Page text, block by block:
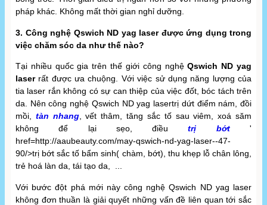
pháp khác. Không mất thời gian nghỉ dưỡng.
3. Công nghệ Qswich ND yag laser được ứng dụng trong
việc chăm sóc da như thế nào?
Tại nhiều quốc gia trên thế giới công nghệQswich ND yag
laser rất được ưa chuộng. Với việc sử dụng năng lượng của
tia laser rắn không có sự can thiệp của việc đốt, bóc tách trên
da. Nên công nghệ Qswich ND yag lasertrị dứt điểm nám, đồi
mồi, tàn nhang, vết thâm, tăng sắc tố sau viêm, xoá săm
không để lại sẹo, điềutrị bớt'
href=http://aaubeauty.com/may-qswich-nd-yag-laser--47-
90/>trị bớt sắc tố bẩm sinh( chàm, bớt), thu khẹp lỗ chân lông,
trẻ hoá làn da, tái tạo da, ...
Với bước đột phá mới này công nghệ Qswich ND yag laser
không đơn thuần là giải quyết những vấn đề liên quan tới sắc